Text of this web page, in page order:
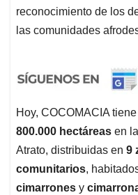
reconocimiento de los
las comunidades
Hoy, COCOMACIA
800.000 hectáreas en
Atrato, distribuidas en 9
comunitarios,
cimarrones y